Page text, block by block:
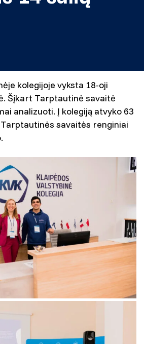
kolegijoje vyksta 18-oji
Šįkart Tarptautinė savaitė
analizuoti. Į kolegiją atvyko 63
savaitės renginiai